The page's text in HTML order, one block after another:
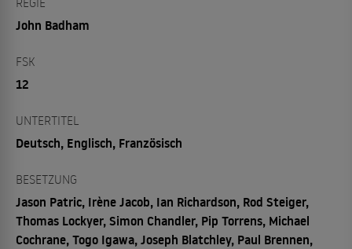
John Badham
FSK
12
UNTERTITEL
Deutsch, Englisch, Französisch
BESETZUNG
Jason Patric, Irène Jacob, Ian Richardson, Rod Steiger,
Thomas Lockyer, Simon Chandler, Pip Torrens, Michael
Cochrane, Togo Igawa, Joseph Blatchley, Paul Brennen,